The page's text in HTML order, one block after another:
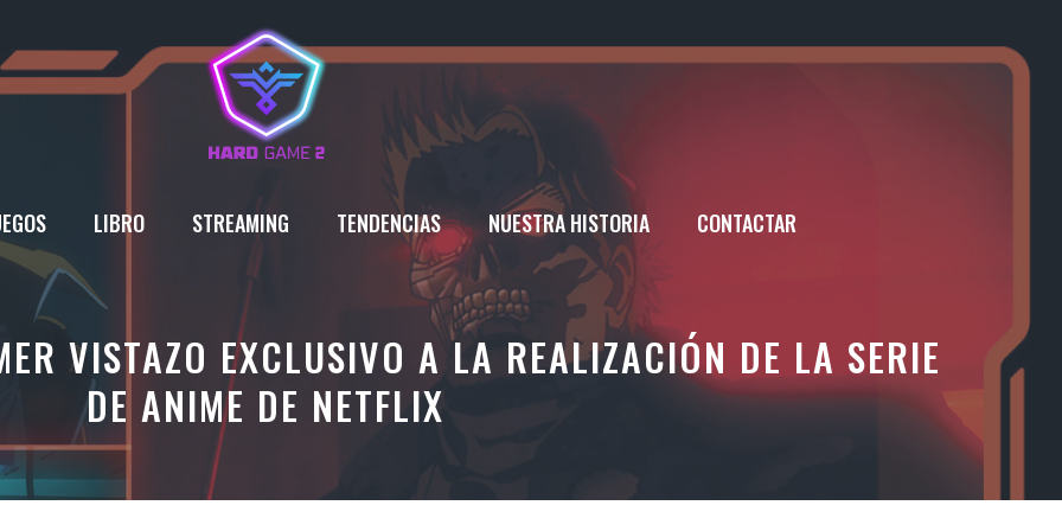
LIBRO STREAMING TENDENCIAS NUESTRA HISTORIA CONTACTAR
VISTAZO EXCLUSIVO A LA REALIZACIÓN DE LA SERIE
DE ANIME DE NETFLIX